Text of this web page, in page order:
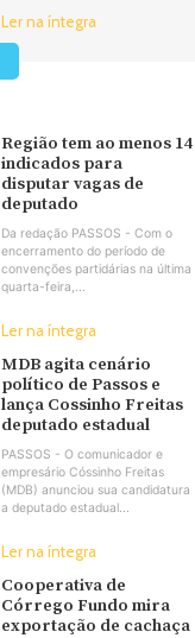
Ler na íntegra
Região tem ao menos 14
indicados para
disputar vagas de
deputado
Da redação PASSOS - Com o
encerramento do período de
convenções partidárias na última
quarta-feira,...
Ler na íntegra
MDB agita cenário
político de Passos e
lança Cossinho Freitas
deputado estadual
PASSOS - O comunicador e
empresário Cóssinho Freitas
(MDB) anunciou sua candidatura
a deputado estadual...
Ler na íntegra
Cooperativa de
Córrego Fundo mira
exportação de cachaça